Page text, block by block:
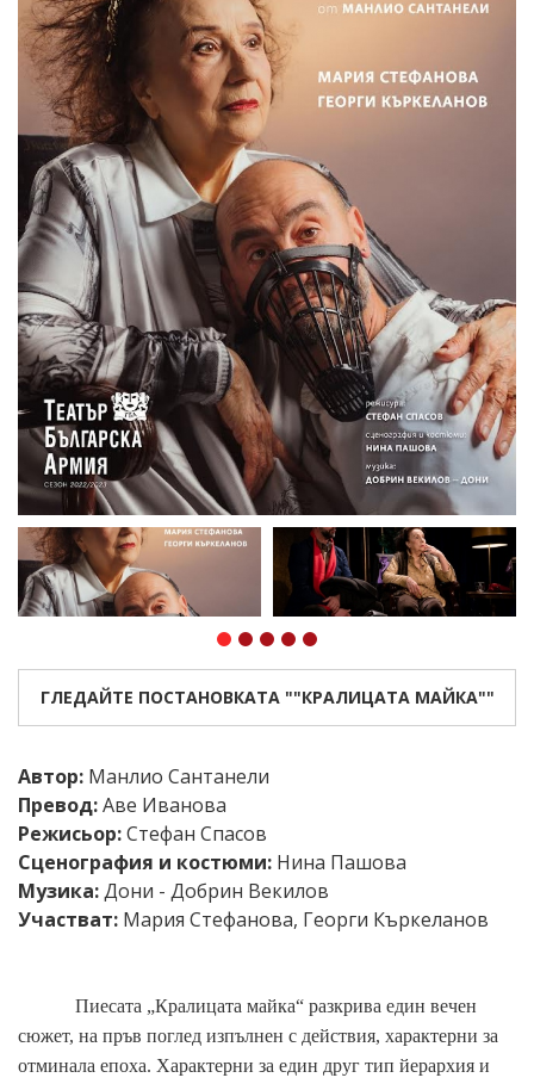
ГЛЕДАЙТЕ ПОСТАНОВКАТА ""КРАЛИЦАТА МАЙКА""
Автор: Манлио Сантанели
Превод:Аве Иванова
Режисьор:Стефан Спасов
Сценография и костюми: Нина Пашова
Музика:Дони - Добрин Векилов
Участват: Мария Стефанова, Георги Къркеланов
Пиесата „Кралицата майка“ разкрива един вечен
сюжет, на пръв поглед изпълнен с действия, характерни за
отминала епоха. Характерни за един друг тип йерархия и